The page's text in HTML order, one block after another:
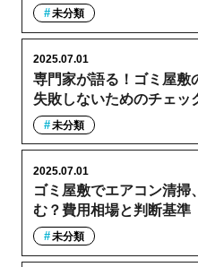
未分類
専門家が語る！ゴミ屋敷
失敗しないためのチェッ
2025.07.01
未分類
ゴミ屋敷でエアコン清掃
む？費用相場と判断基準
2025.07.01
未分類